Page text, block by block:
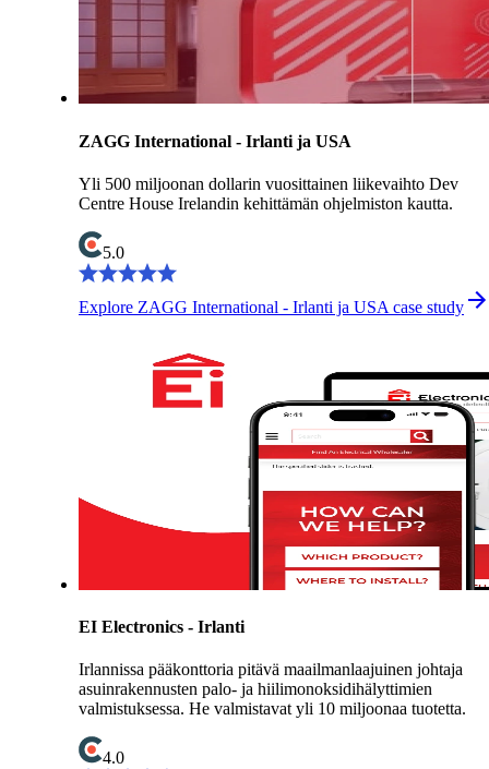
ZAGG International - Irlanti ja USA
Yli 500 miljoonan dollarin vuosittainen liikevaihto Dev
Centre House Irelandin kehittämän ohjelmiston kautta.
5.0
Explore ZAGG International - Irlanti ja USA case study
EI Electronics - Irlanti
Irlannissa pääkonttoria pitävä maailmanlaajuinen johtaja
asuinrakennusten palo- ja hiilimonoksidihälyttimien
valmistuksessa. He valmistavat yli 10 miljoonaa tuotetta.
4.0